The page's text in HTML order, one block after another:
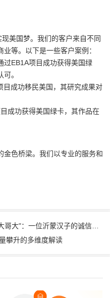
美国梦。我们的客户来自不同
等。以下是一些客户案例：
过EB1A项目成功获得美国绿
。
目成功移民美国，其研究成果对
成功获得美国绿卡，其作品在
金色桥梁。我们以专业的服务和
攀升的多维度解读